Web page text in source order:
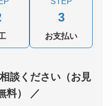
3
お支払い
談ください（お見
料） ／